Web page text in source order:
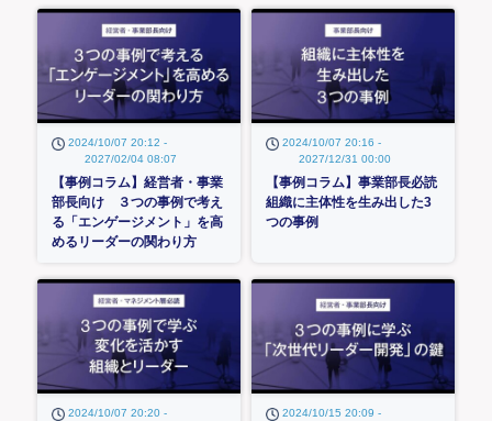
2024/10/07 20:12 -
2027/02/04 08:07
【事例コラム】経営者・事業
部長向け ３つの事例で考え
る「エンゲージメント」を高
めるリーダーの関わり方
2024/10/07 20:16 -
2027/12/31 00:00
【事例コラム】事業部長必読
組織に主体性を生み出した3
つの事例
2024/10/07 20:20 -
2024/10/15 20:09 -